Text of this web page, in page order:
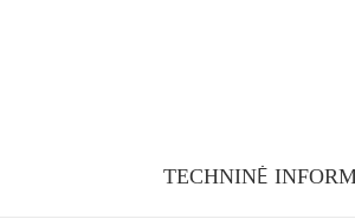
TECHNINĖ